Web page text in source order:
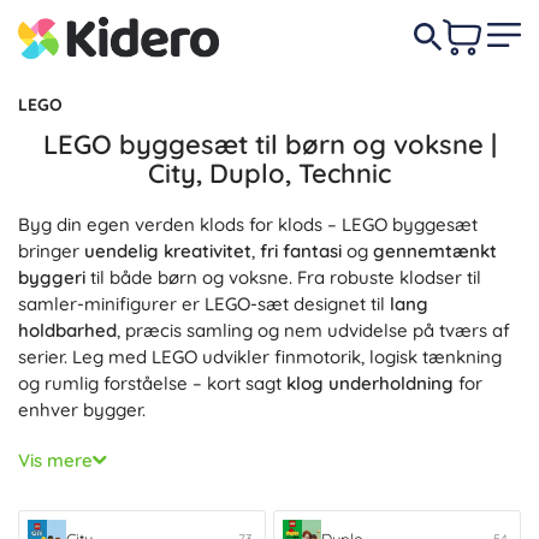
LEGO
LEGO byggesæt til børn og voksne |
City, Duplo, Technic
Byg din egen verden klods for klods – LEGO byggesæt
bringer uendelig kreativitet, fri fantasi og gennemtænkt
byggeri til både børn og voksne. Fra robuste klodser til
samler-minifigurer er LEGO-sæt designet til lang
holdbarhed, præcis samling og nem udvidelse på tværs af
serier. Leg med LEGO udvikler finmotorik, logisk tænkning
og rumlig forståelse – kort sagt klog underholdning for
enhver bygger.
Til de mindste er der serien
tilsikkerog
realistiske køretøjer. Teknikere bliver begejstrede for de
Vis mere